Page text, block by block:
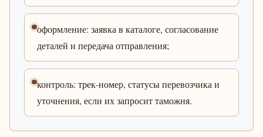
оформление: заявка в каталоге, согласование
деталей и передача отправления;
контроль: трек-номер, статусы перевозчика и
уточнения, если их запросит таможня.